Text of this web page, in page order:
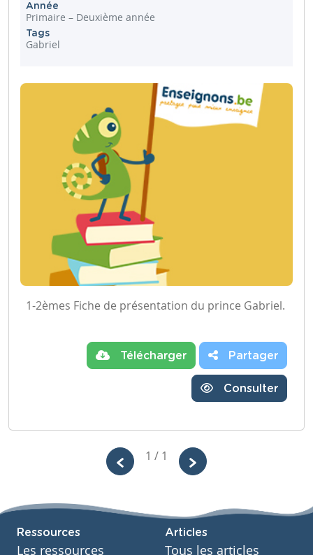
Année
Primaire – Deuxième année
Tags
Gabriel
1-2èmes Fiche de présentation du prince Gabriel.
Télécharger Partager
Consulter
1 / 1
Ressources
Les ressources
Articles
Tous les articles